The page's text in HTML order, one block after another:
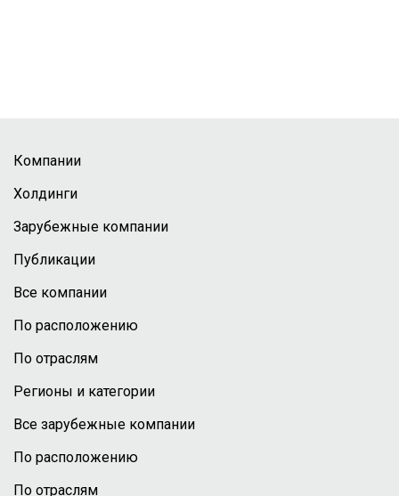
Компании
Холдинги
Зарубежные компании
Публикации
Все компании
По расположению
По отраслям
Регионы и категории
Все зарубежные компании
По расположению
По отраслям